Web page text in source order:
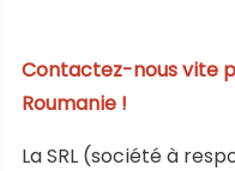
Contactez-nous vite
Roumanie !
La SRL (société à